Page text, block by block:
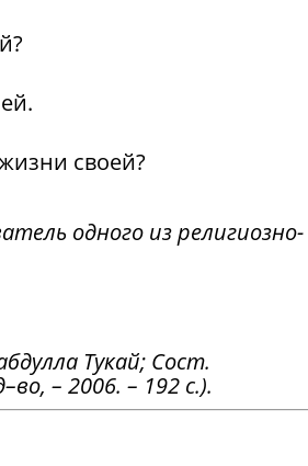
своей?
одного из религиозно-
Тукай; Сост.
– 2006. – 192 с.).